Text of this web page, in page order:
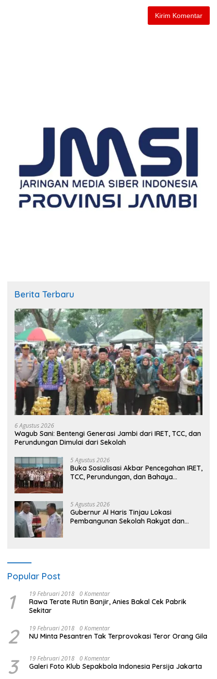
Berita Terbaru
6 Agustus 2026
Wagub Sani: Bentengi Generasi Jambi dari IRET, TCC, dan
Perundungan Dimulai dari Sekolah
5 Agustus 2026
Buka Sosialisasi Akbar Pencegahan IRET,
TCC, Perundungan, dan Bahaya
masa depan sudah ada di tangan”
5 Agustus 2026
Gubernur Al Haris Tinjau Lokasi
Pembangunan Sekolah Rakyat dan
Popular Post
1 19 Februari 2018 0 Komentar
Rawa Terate Rutin Banjir, Anies Bakal Cek Pabrik
Sekitar
2 19 Februari 2018 0 Komentar
NU Minta Pesantren Tak Terprovokasi Teror Orang Gila
3 19 Februari 2018 0 Komentar
Galeri Foto Klub Sepakbola Indonesia Persija Jakarta